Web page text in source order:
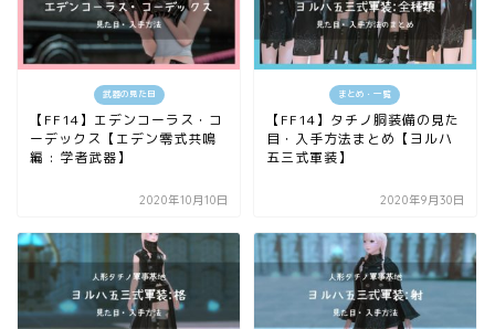
武器の見た目
【FF14】エデンコーラス・コ
ーデックス【エデン零式共鳴
編 : 学者武器】
2020年10月10日
まとめ・一覧
【FF14】タチノ胴装備の見た
目・入手方法まとめ【ヨルハ
五三式軍装】
2020年9月30日